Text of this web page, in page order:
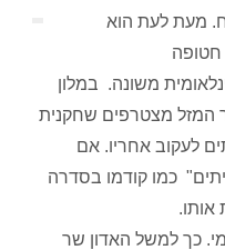
מעת לעת הוא
חטופה
משונה. במלון
המזל מצטרפים שחקנית
לעקוב אחריו. אם
כמו קודמו בסדרה
אותו.
כך למשל האדון שר